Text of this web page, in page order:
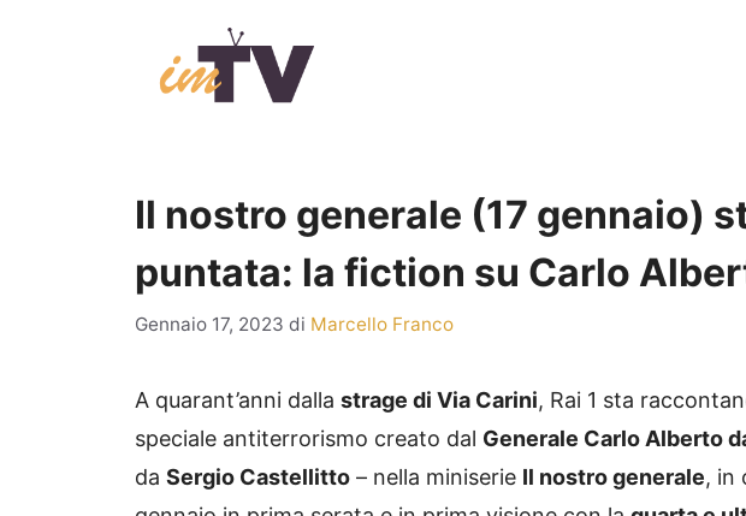
Il nostro generale (17 gennaio)
puntata: la fiction su Carlo
Gennaio 17, 2023 di Marcello Franco
A quarant’anni dalla strage di Via Carini, Rai 1 sta
speciale antiterrorismo creato dal Generale Carlo Alberto
da Sergio Castellitto – nella miniserie Il nostro generale, in